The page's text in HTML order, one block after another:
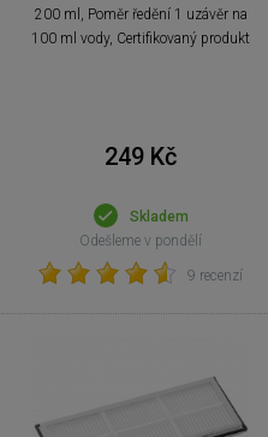
200 ml, Poměr ředění 1 uzávěr na
100 ml vody, Certifikovaný produkt
249 Kč
Skladem
Odešleme v pondělí
9 recenzí